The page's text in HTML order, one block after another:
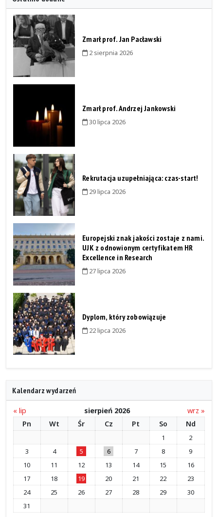
Zmarł prof. Jan Pacławski
2 sierpnia 2026
Zmarł prof. Andrzej Jankowski
30 lipca 2026
Rekrutacja uzupełniająca: czas-start!
29 lipca 2026
Europejski znak jakości zostaje z nami.
UJK z odnowionym certyfikatem HR
Excellence in Research
27 lipca 2026
Dyplom, który zobowiązuje
22 lipca 2026
Kalendarz wydarzeń
« lip sierpień 2026
wrz »
Pn
Wt Śr Cz Pt So Nd
1
2
3
4 5 6 7 8
9
10
11 12 13 14 15
16
17
18 19 20 21 22
23
24
25 26 27 28 29
30
31